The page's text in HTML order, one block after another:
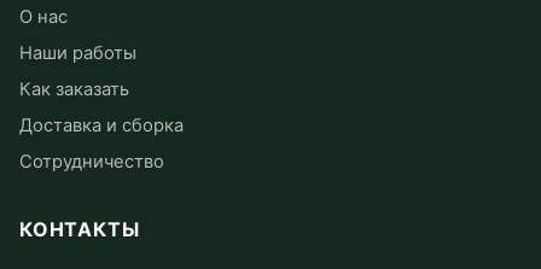
О нас
Наши работы
Как заказать
Доставка и сборка
Сотрудничество
КОНТАКТЫ